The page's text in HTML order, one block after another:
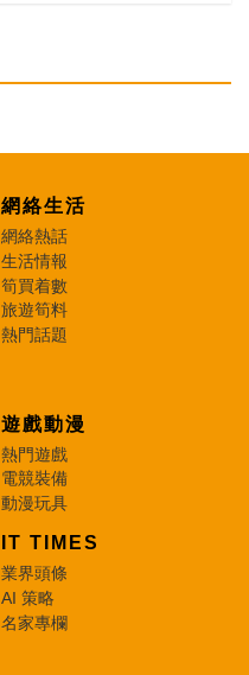
網絡生活
網絡熱話
生活情報
筍買着數
旅遊筍料
熱門話題
遊戲動漫
熱門遊戲
電競裝備
動漫玩具
IT TIMES
業界頭條
AI 策略
名家專欄